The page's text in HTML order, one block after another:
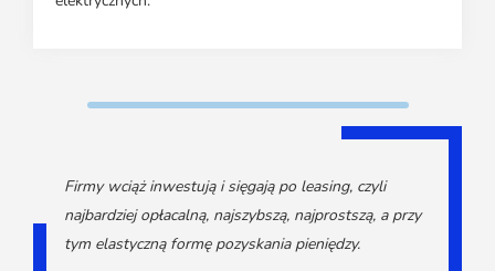
Firmy wciąż inwestują i sięgają po leasing, czyli
najbardziej opłacalną, najszybszą, najprostszą, a przy
tym elastyczną formę pozyskania pieniędzy.